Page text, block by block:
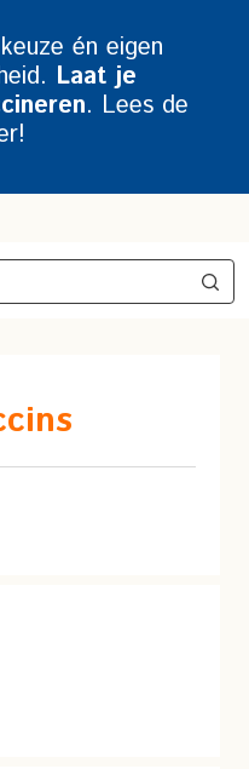
én eigen
Laat je
. Lees de